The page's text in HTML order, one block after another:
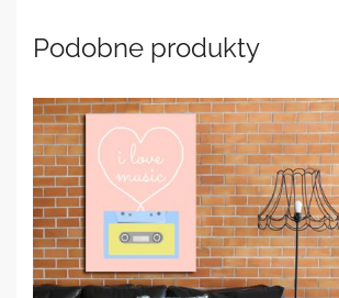
Podobne produkty